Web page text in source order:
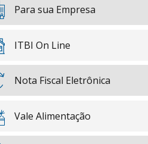
Para sua Empresa
ITBI On Line
Nota Fiscal Eletrônica
Vale Alimentação